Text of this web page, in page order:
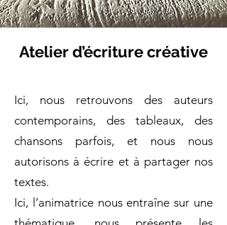
Atelier d’écriture créative
Ici, nous retrouvons des auteurs
contemporains, des tableaux, des
chansons parfois, et nous nous
autorisons à écrire et à partager nos
textes.
Ici, l’animatrice nous entraîne sur une